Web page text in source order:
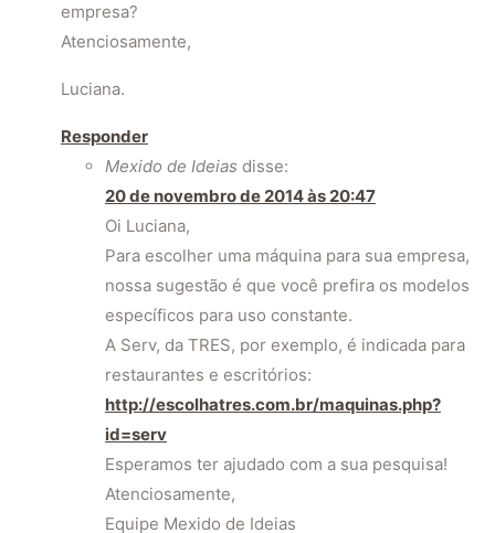
empresa?
Atenciosamente,
Luciana.
Responder
Mexido de Ideias disse:
20 de novembro de 2014 às 20:47
Oi Luciana,
Para escolher uma máquina para sua empresa,
nossa sugestão é que você prefira os modelos
específicos para uso constante.
A Serv, da TRES, por exemplo, é indicada para
restaurantes e escritórios:
http://escolhatres.com.br/maquinas.php?
id=serv
Esperamos ter ajudado com a sua pesquisa!
Atenciosamente,
Equipe Mexido de Ideias